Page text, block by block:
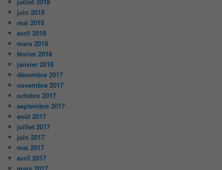
juin 2018
mai 2018
avril 2018
mars 2018
février 2018
janvier 2018
décembre 2017
novembre 2017
octobre 2017
septembre 2017
août 2017
juillet 2017
juin 2017
mai 2017
avril 2017